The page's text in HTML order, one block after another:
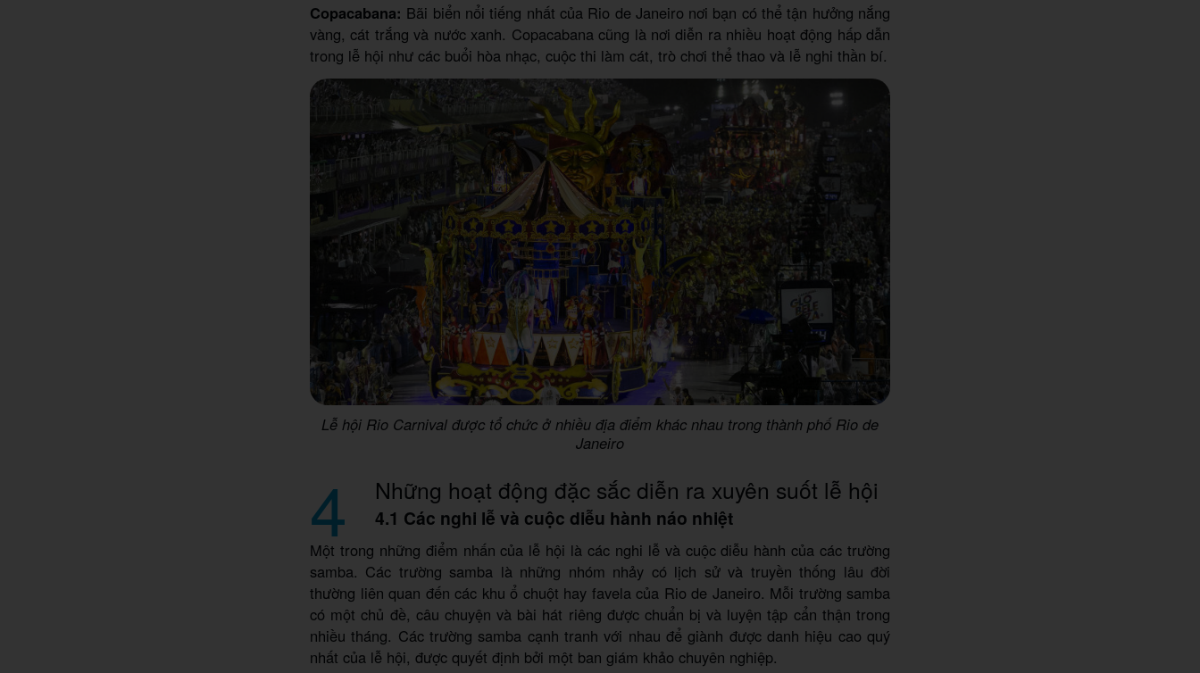
Copacabana: Bãi biển nổi tiếng nhất của Rio de Janeiro nơi bạn có thể tận hưởng nắng
vàng, cát trắng và nước xanh. Copacabana cũng là nơi diễn ra nhiều hoạt động hấp dẫn
trong lễ hội như các buổi hòa nhạc, cuộc thi làm cát, trò chơi thể thao và lễ nghi thần bí.
Lễ hội Rio Carnival được tổ chức ở nhiều địa điểm khác nhau trong thành phố Rio de
Janeiro
4 Những hoạt động đặc sắc diễn ra xuyên suốt lễ hội
4.1 Các nghi lễ và cuộc diễu hành náo nhiệt
Một trong những điểm nhấn của lễ hội là các nghi lễ và cuộc diễu hành của các trường
samba. Các trường samba là những nhóm nhảy có lịch sử và truyền thống lâu đời
thường liên quan đến các khu ổ chuột hay favela của Rio de Janeiro. Mỗi trường samba
có một chủ đề, câu chuyện và bài hát riêng được chuẩn bị và luyện tập cẩn thận trong
nhiều tháng. Các trường samba cạnh tranh với nhau để giành được danh hiệu cao quý
nhất của lễ hội, được quyết định bởi một ban giám khảo chuyên nghiệp.